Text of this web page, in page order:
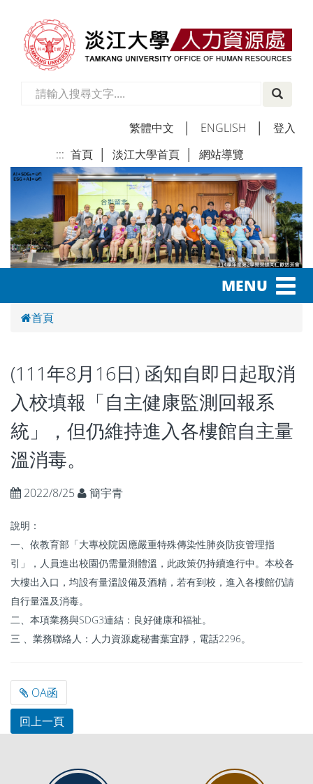
繁體中文 ENGLISH
登入
::: 首頁 淡江大學首頁 網站導覽
MENU
首頁
(111年8月16日) 函知自即日起取消
入校填報「自主健康監測回報系
統」，但仍維持進入各樓館自主量
溫消毒。
2022/8/25 簡宇青
說明：
一、依教育部「大專校院因應嚴重特殊傳染性肺炎防疫管理指
引」，人員進出校園仍需量測體溫，此政策仍持續進行中。本校各
大樓出入口，均設有量溫設備及酒精，若有到校，進入各樓館仍請
自行量溫及消毒。
二、本項業務與SDG3連結：良好健康和福祉。
三 、業務聯絡人：人力資源處秘書葉宜靜，電話2296。
OA函